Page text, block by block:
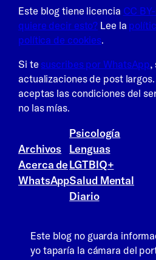
Este blog tiene licencia CC
quiere decir esto? Lee la
política de cookies.
Si te suscribes por WhatsApp,
actualizaciones de post
aceptas las condiciones del
no las mías.
Archivos
Acerca de
WhatsApp
Psicología
Lenguas
LGTBIQ+
Salud Mental
Diario
Este blog no guarda
yo taparía la cámara del